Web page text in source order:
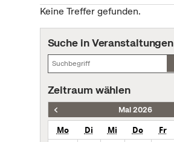
Keine Treffer gefunden.
Suche in Veranstaltungen
Zeitraum wählen
Mai 2026
Mo Di Mi Do Fr